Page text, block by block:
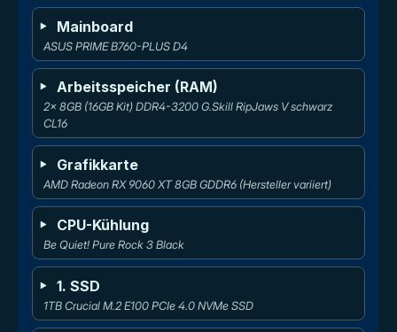
Mainboard
ASUS PRIME B760-PLUS D4
Arbeitsspeicher (RAM)
2x 8GB (16GB Kit) DDR4-3200 G.Skill RipJaws V schwarz
CL16
Grafikkarte
AMD Radeon RX 9060 XT 8GB GDDR6 (Hersteller variiert)
CPU-Kühlung
Be Quiet! Pure Rock 3 Black
1. SSD
1TB Crucial M.2 E100 PCIe 4.0 NVMe SSD